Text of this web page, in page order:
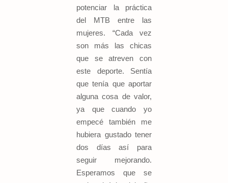
potenciar la práctica
del MTB entre las
mujeres. “Cada vez
son más las chicas
que se atreven con
este deporte. Sentía
que tenía que aportar
alguna cosa de valor,
ya que cuando yo
empecé también me
hubiera gustado tener
dos días así para
seguir mejorando.
Esperamos que se